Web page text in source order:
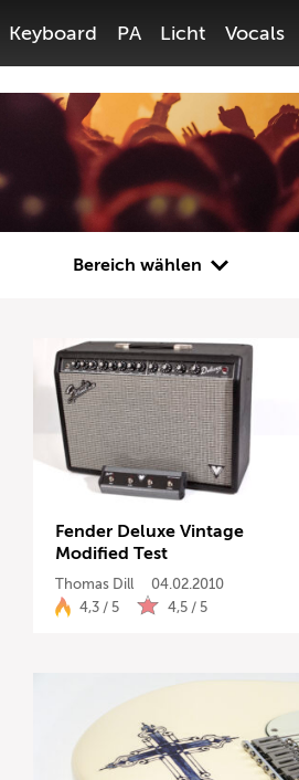
Keyboard PA Licht Vocals
Bereich wählen
Bass
Recording
DJ
Drums
Keyboard
Vocals
Fender Deluxe Vintage
Modified Test
Thomas Dill
04.02.2010
4,3 / 5
4,5 / 5